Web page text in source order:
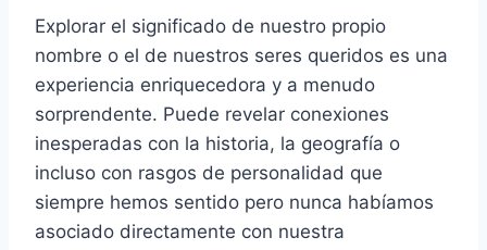
Explorar el significado de nuestro propio
nombre o el de nuestros seres queridos es una
experiencia enriquecedora y a menudo
sorprendente. Puede revelar conexiones
inesperadas con la historia, la geografía o
incluso con rasgos de personalidad que
siempre hemos sentido pero nunca habíamos
asociado directamente con nuestra